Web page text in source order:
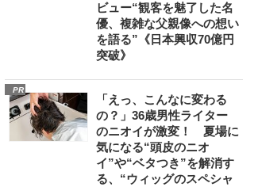
ビュー“観客を魅了した名
優、複雑な父親像への想い
を語る”《日本興収70億円
突破》
PR
「えっ、こんなに変わる
の？」36歳男性ライター
のニオイが激変！ 夏場に
気になる“頭皮のニオ
イ”や“ベタつき”を解消す
る、“ウィッグのスペシャ